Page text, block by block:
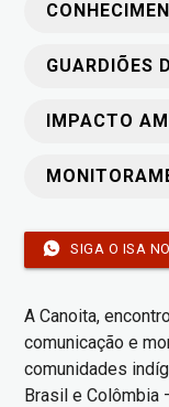
GUARDIÕES
IMPACTO
SIGA O ISA
A Canoita,
comunicação e
comunidades
Brasil e Colômbia